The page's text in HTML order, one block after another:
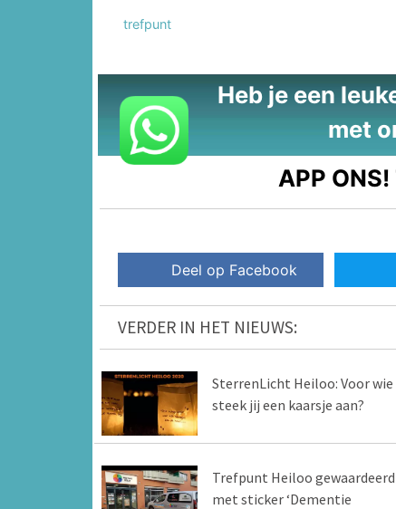
trefpunt
Heb je een
met
APP ONS!
Deel op Facebook
VERDER IN HET NIEUWS:
SterrenLicht Heiloo: Voor wie
steek jij een kaarsje aan?
Trefpunt Heiloo gewaardeerd
met sticker ‘Dementie